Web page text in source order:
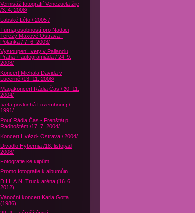
Vernisáž fotografií Venezuela žije
/3. 4. 2008/
Labské Léto / 2005 /
Turnaj osobností pro Nadaci
Terezy Maxové Ostrava -
Polanka / 7. 6. 2003/
Vystoupení Ivety v Pallandiu
Praha + autogramiáda / 24. 9.
2008/
Koncert Michala Davida v
Lucerně /13. 11. 2008/
Magakoncert Rádia Čas / 20. 11.
2004/
Iveta posluchá Luxembourg /
1991/
Pouť Rádia Čas - Frenštát p.
Radhoštěm /17. 7. 2004/
Koncert Hvězd- Ostrava / 2004/
Divadlo Hybernia /18. listopad
2008/
Fotografie ke klipům
Promo fotografie k albumům
D.I.L.A.N. Truck aréna (16. 6.
2012)
Vánoční koncert Karla Gotta
(1986)